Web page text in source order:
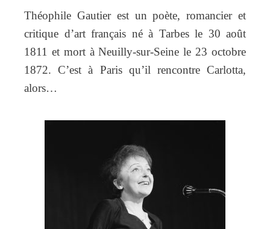
Théophile Gautier est un poète, romancier et
critique d’art français né à Tarbes le 30 août
1811 et mort à Neuilly-sur-Seine le 23 octobre
1872. C’est à Paris qu’il rencontre Carlotta,
alors…